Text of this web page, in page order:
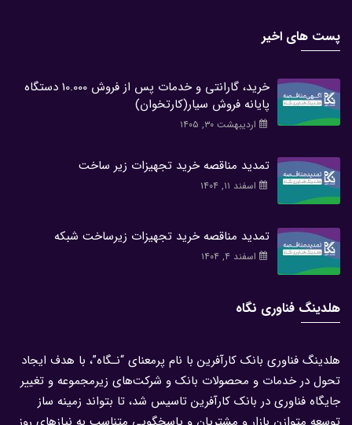
پست های اخیر
خرید، گارانتی و خدمات پس از فروش 10.000 دستگاه
پایانه فروش سیار(کارتخوان)
اردیبهشت ۳۰, ۱۴۰۵
تمدید مناقصه خرید تجهیزات زیر ساخت
اسفند ۱۱, ۱۴۰۴
تمدید مناقصه خرید تجهیزات زیرساخت شبکه
اسفند ۴, ۱۴۰۴
هلدینگ فناوری نگاه
هلدینگ فناوری بانک کارآفرین با نام پرمعنای “نـگاه”، با هدف ایجاد
تحول در خدمات و محصولات بانک و شرکت‌های زیرمجموعه و تغییر
جایگاه فناوری در بانک کارآفرین تاسیس شد، تا بتواند زمینه ساز